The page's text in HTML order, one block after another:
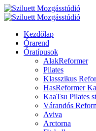
Kezdőlap
Órarend
Óratípusok
AlakReformer
Pilates
Klasszikus
HasReformer
KaaTsu Pilates
Várandós
Aviva
Arctorna